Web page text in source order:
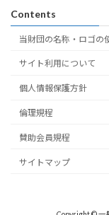
Contents
当財団の名称・ロゴの
サイト利用について
個人情報保護方針
倫理規程
賛助会員規程
サイトマップ